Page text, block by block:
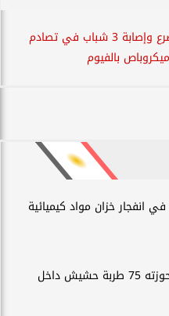
بالأسماء.. مصرع وإصابة 3 شباب في تصادم
بالفيوم
انفجار خزان مواد كيميائية
ضبط عاطل بحوزته 75 طربة حشيش داخل